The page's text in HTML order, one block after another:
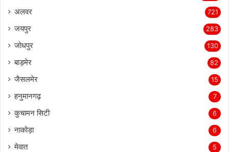
अलवर 721
जयपुर 283
जोधपुर 130
बाड़मेर 82
जैसलमेर 15
हनुमानगढ़ 7
कुचामन सिटी 6
नाकोड़ा 6
मेवात 5